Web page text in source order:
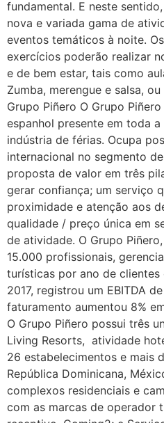
fundamental. E neste
nova e variada gama de
eventos temáticos à noite.
exercícios poderão realizar
e de bem estar, tais como
Zumba, merengue e salsa,
Grupo Piñero O Grupo
espanhol presente em toda
indústria de férias. Ocupa
internacional no segmento
proposta de valor em três
gerar confiança; um serviço
proximidade e atenção aos
qualidade / preço única em
de atividade. O Grupo
15.000 profissionais,
turísticas por ano de clientes
2017, registrou um EBITDA
faturamento aumentou 8%
O Grupo Piñero possui três
Living Resorts, atividade
26 estabelecimentos e mais
República Dominicana,
complexos residenciais e
com as marcas de operador